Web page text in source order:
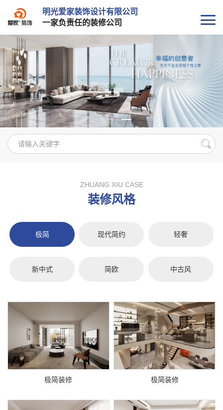
明光爱家装饰设计有限公司
一家负责任的装修公司
ZHUANG XIU CASE
装修风格
极简 现代简约 轻奢
新中式 简欧 中古风
极简装修 极简装修